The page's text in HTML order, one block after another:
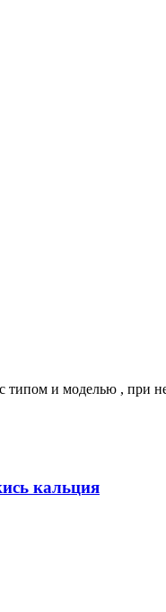
и моделью , при
кальция